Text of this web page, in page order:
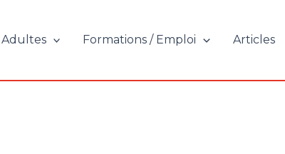
Adultes Formations / Emploi Articles